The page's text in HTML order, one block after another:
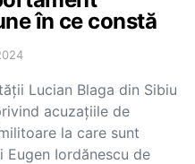
în ce constă
Lucian Blaga din Sibiu
acuzațiile de
la care sunt
Iordănescu de